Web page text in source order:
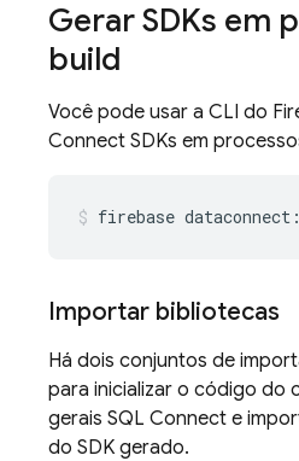
Gerar SDKs em
build
Você pode usar a CLI do
Connect SDKs em
firebase
Importar bibliotecas
Há dois conjuntos de
para inicializar o código do
gerais SQL Connect e
do SDK gerado.